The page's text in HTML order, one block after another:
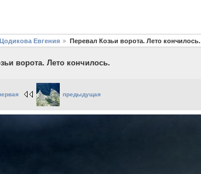
Цодикова Евгения Перевал Козьи ворота. Лето кончилось.
ворота. Лето кончилось.
предыдущая